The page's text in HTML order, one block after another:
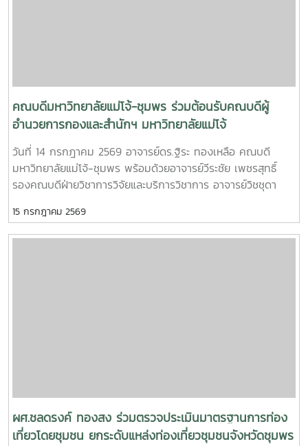
ตามความต้องการของตลาดแรงงาน นอกจากนี้ ยังมุ่งส่งเสริมให้
สถานประกอบการเป็นแหล่งฝึกปฏิบัติงาน แหล่งเรียนรู้ แหล่ง
เสริมสร้างประสบการณ์วิชาชีพสำหรับนักศึกษา เพื่อเปิดโอกาสให้
และเตรียมความพร้อมก่อนเข้าสู่การประกอบอาชีพ อันจะนำไปสู่
การผลิตบัณฑิตที่มีคุณภาพ มีศักยภาพ และสามารถตอบสนองต่อ
การพัฒนาประเทศได้อย่างยั่งยืนต่อไป
คณบดีมหาวิทยาลัยแม่โจ้-ชุมพร ร่วมต้อนรับคณบดีผู้
อำนวยการกองและสำนักฯ มหาวิทยาลัยแม่โจ้
วันที่ 14 กรกฎาคม 2569 อาจารย์ดร.ฐิระ ทองเหลือ คณบดี
มหาวิทยาลัยแม่โจ้-ชุมพร พร้อมด้วยอาจารย์วีระชัย เพชรสุทธิ์
รองคณบดีฝ่ายวิชาการวิจัยและบริการวิชาการ อาจารย์วิชชุดา
ผู้อำนวยการสำนักงานคณบดี มหาวิทยาลัยแม่โจ้-ชุมพร ให้การ
ต้อนรับคณบดี ผู้อำนวยการกองฯ และสำนักฯ มหาวิทยาลัยแม่โจ้
ตามเกณฑ์การประกันคุณภาพการศึกษาเพื่อการดำเนินการที่เป็น
เลิศ (EdPEx)
15 กรกฎาคม 2569
ผศ.ชลดรงค์ ทองสง ร่วมตรวจประเมินมาตรฐานการท่อง
เที่ยวโดยชุมชน ยกระดับแหล่งท่องเที่ยวชุมชนจังหวัดชุมพร